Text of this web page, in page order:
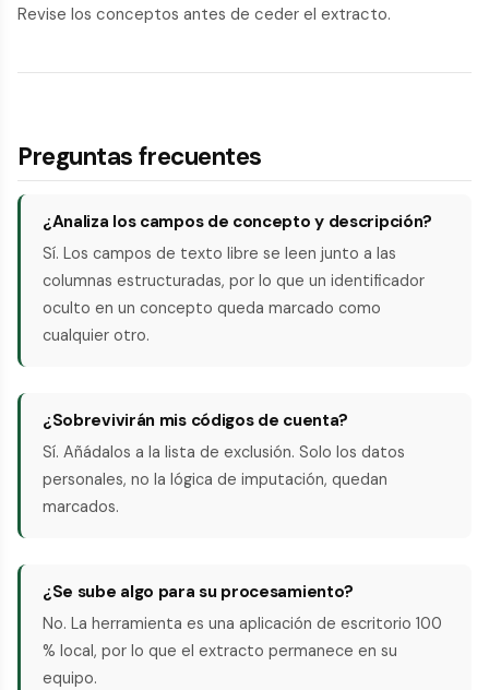
Revise los conceptos antes de ceder el extracto.
Preguntas frecuentes
¿Analiza los campos de concepto y descripción?
Sí. Los campos de texto libre se leen junto a las
columnas estructuradas, por lo que un identificador
oculto en un concepto queda marcado como
cualquier otro.
¿Sobrevivirán mis códigos de cuenta?
Sí. Añádalos a la lista de exclusión. Solo los datos
personales, no la lógica de imputación, quedan
marcados.
¿Se sube algo para su procesamiento?
No. La herramienta es una aplicación de escritorio 100
% local, por lo que el extracto permanece en su
equipo.